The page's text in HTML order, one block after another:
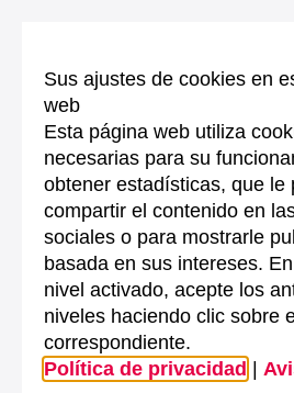
Sus ajustes de cookies en
web
Esta página web utiliza
necesarias para su
obtener estadísticas, que le
compartir el contenido en
sociales o para mostrarle
basada en sus intereses.
nivel activado, acepte los
niveles haciendo clic sobre
correspondiente.
Política de privacidad